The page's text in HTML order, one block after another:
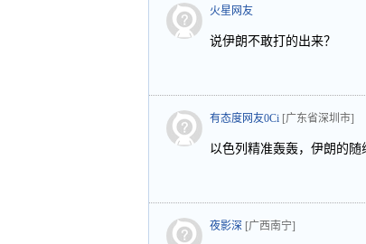
火星网友
说伊朗不敢打的出来？
有态度网友0Ci [广东省深圳市]
以色列精准轰轰，伊朗的随
夜影深 [广西南宁]